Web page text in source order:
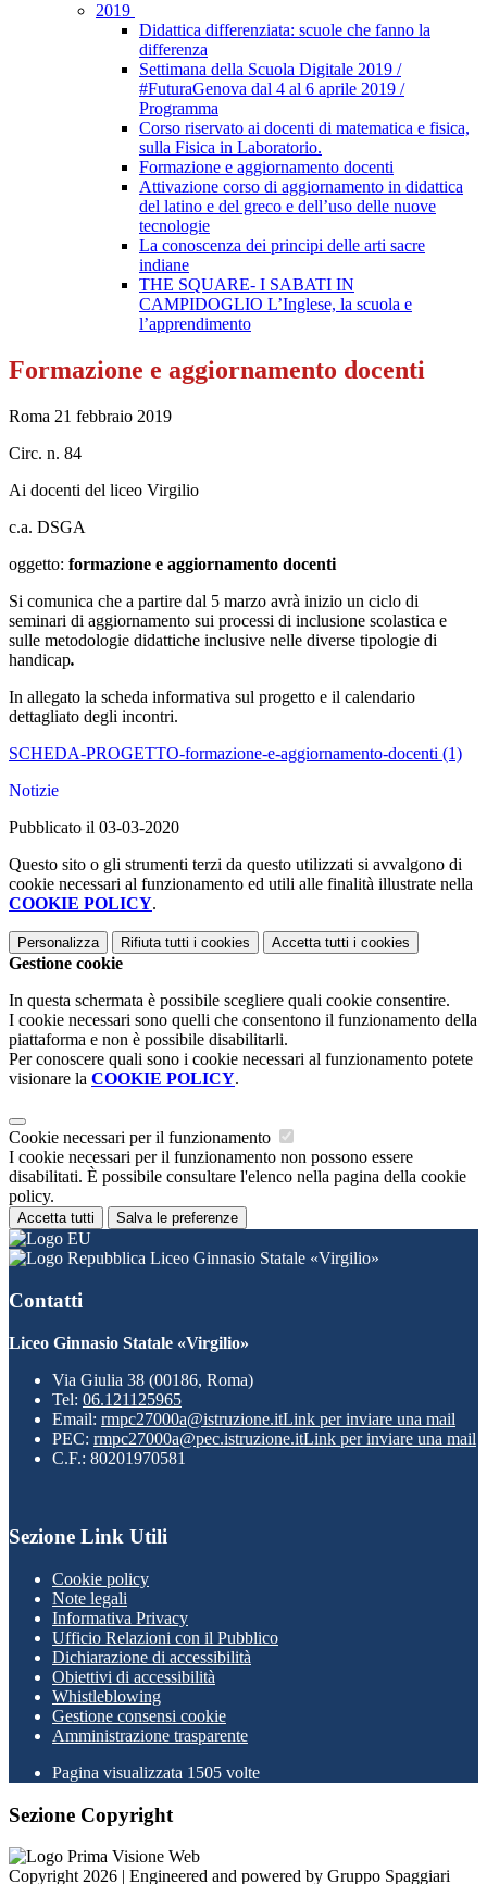
2019
Didattica differenziata: scuole che fanno la
differenza
Settimana della Scuola Digitale 2019 /
#FuturaGenova dal 4 al 6 aprile 2019 /
Programma
Corso riservato ai docenti di matematica e fisica,
sulla Fisica in Laboratorio.
Formazione e aggiornamento docenti
Attivazione corso di aggiornamento in didattica
del latino e del greco e dell’uso delle nuove
tecnologie
La conoscenza dei principi delle arti sacre
indiane
THE SQUARE- I SABATI IN
CAMPIDOGLIO L’Inglese, la scuola e
l’apprendimento
Formazione e aggiornamento docenti
Roma 21 febbraio 2019
Circ. n. 84
Ai docenti del liceo Virgilio
c.a. DSGA
oggetto: formazione e aggiornamento docenti
Si comunica che a partire dal 5 marzo avrà inizio un ciclo di
seminari di aggiornamento sui processi di inclusione scolastica e
sulle metodologie didattiche inclusive nelle diverse tipologie di
handicap.
In allegato la scheda informativa sul progetto e il calendario
dettagliato degli incontri.
SCHEDA-PROGETTO-formazione-e-aggiornamento-docenti (1)
Notizie
Pubblicato il 03-03-2020
Questo sito o gli strumenti terzi da questo utilizzati si avvalgono di
cookie necessari al funzionamento ed utili alle finalità illustrate nella
COOKIE POLICY.
Personalizza Rifiuta tutti i cookies Accetta tutti i cookies
Gestione cookie
In questa schermata è possibile scegliere quali cookie consentire.
I cookie necessari sono quelli che consentono il funzionamento della
piattaforma e non è possibile disabilitarli.
Per conoscere quali sono i cookie necessari al funzionamento potete
visionare la COOKIE POLICY.
Cookie necessari per il funzionamento
I cookie necessari per il funzionamento non possono essere
disabilitati. È possibile consultare l'elenco nella pagina della cookie
policy.
Accetta tutti Salva le preferenze
Liceo Ginnasio Statale «Virgilio»
Contatti
Liceo Ginnasio Statale «Virgilio»
Via Giulia 38 (00186, Roma)
Tel: 06.121125965
Email: rmpc27000a@istruzione.itLink per inviare una mail
PEC: rmpc27000a@pec.istruzione.itLink per inviare una mail
C.F.: 80201970581
Sezione Link Utili
Cookie policy
Note legali
Informativa Privacy
Ufficio Relazioni con il Pubblico
Dichiarazione di accessibilità
Obiettivi di accessibilità
Whistleblowing
Gestione consensi cookie
Amministrazione trasparente
Pagina visualizzata 1505 volte
Sezione Copyright
Copyright 2026 | Engineered and powered by Gruppo Spaggiari